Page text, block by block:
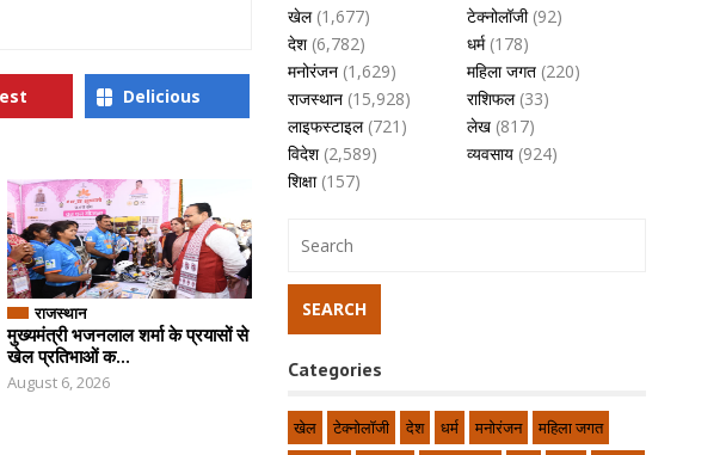
Delicious
राजस्थान
मुख्यमंत्री भजनलाल शर्मा के प्रयासों से
खेल प्रतिभाओं क...
August 6, 2026
खेल(1,677) टेक्नोलॉजी(92)
देश(6,782) धर्म(178)
मनोरंजन (1,629) महिला जगत (220)
राजस्थान (15,928) राशिफल(33)
लाइफस्टाइल(721) लेख (817)
विदेश(2,589) व्यवसाय (924)
शिक्षा(157)
Categories
खेल टेक्नोलॉजी देश धर्म मनोरंजन
महिला जगत